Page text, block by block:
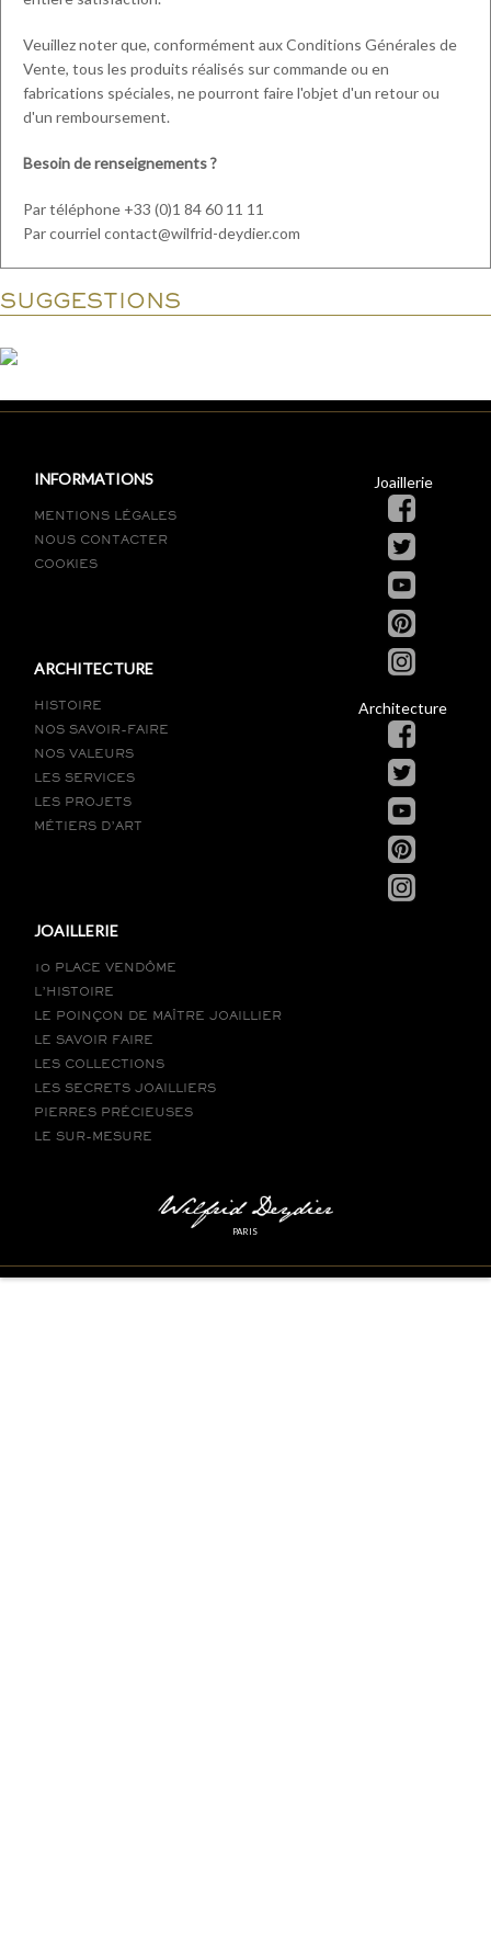
Veuillez noter que, conformément aux Conditions Générales de
Vente, tous les produits réalisés sur commande ou en
fabrications spéciales, ne pourront faire l'objet d'un retour ou
d'un remboursement.
Besoin de renseignements ?
Par téléphone +33 (0)1 84 60 11 11
Par courriel contact@wilfrid-deydier.com
SUGGESTIONS
INFORMATIONS
MENTIONS LÉGALES
NOUS CONTACTER
COOKIES
ARCHITECTURE
HISTOIRE
NOS SAVOIR-FAIRE
NOS VALEURS
LES SERVICES
LES PROJETS
MÉTIERS D’ART
JOAILLERIE
10 PLACE VENDÔME
L’HISTOIRE
LE POINÇON DE MAÎTRE JOAILLIER
LE SAVOIR FAIRE
LES COLLECTIONS
LES SECRETS JOAILLIERS
PIERRES PRÉCIEUSES
LE SUR-MESURE
Joaillerie
Architecture
PARIS